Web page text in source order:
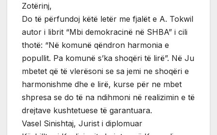
Zotërinj,
Do të përfundoj këtë letër me fjalët e A. Tokwil
autor i librit “Mbi demokracinë në SHBA” i cili
thotë: “Në komunë qëndron harmonia e
popullit. Pa komunë s’ka shoqëri të lirë”. Në Ju
mbetet që të vlerësoni se sa jemi ne shoqëri e
harmonishme dhe e lirë, kurse për ne mbet
shpresa se do të na ndihmoni në realizimin e të
drejtave kushtetuese të garantuara.
Vasel Sinishtaj, Jurist i diplomuar